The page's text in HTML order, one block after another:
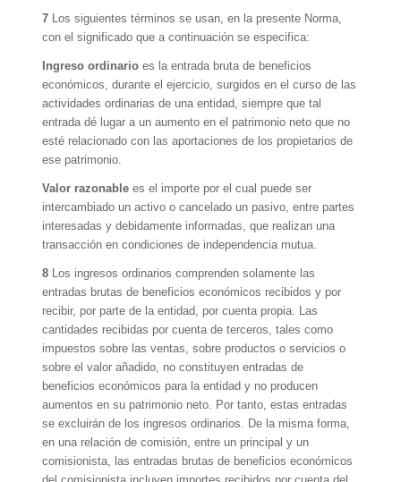
7 Los siguientes términos se usan, en la presente Norma,
con el significado que a continuación se especifica:
Ingreso ordinario es la entrada bruta de beneficios
económicos, durante el ejercicio, surgidos en el curso de las
actividades ordinarias de una entidad, siempre que tal
entrada dé lugar a un aumento en el patrimonio neto que no
esté relacionado con las aportaciones de los propietarios de
ese patrimonio.
Valor razonable es el importe por el cual puede ser
intercambiado un activo o cancelado un pasivo, entre partes
interesadas y debidamente informadas, que realizan una
transacción en condiciones de independencia mutua.
8
Los ingresos ordinarios comprenden solamente las
entradas brutas de beneficios económicos recibidos y por
recibir, por parte de la entidad, por cuenta propia. Las
cantidades recibidas por cuenta de terceros, tales como
impuestos sobre las ventas, sobre productos o servicios o
sobre el valor añadido, no constituyen entradas de
beneficios económicos para la entidad y no producen
aumentos en su patrimonio neto. Por tanto, estas entradas
se excluirán de los ingresos ordinarios. De la misma forma,
en una relación de comisión, entre un principal y un
comisionista, las entradas brutas de beneficios económicos